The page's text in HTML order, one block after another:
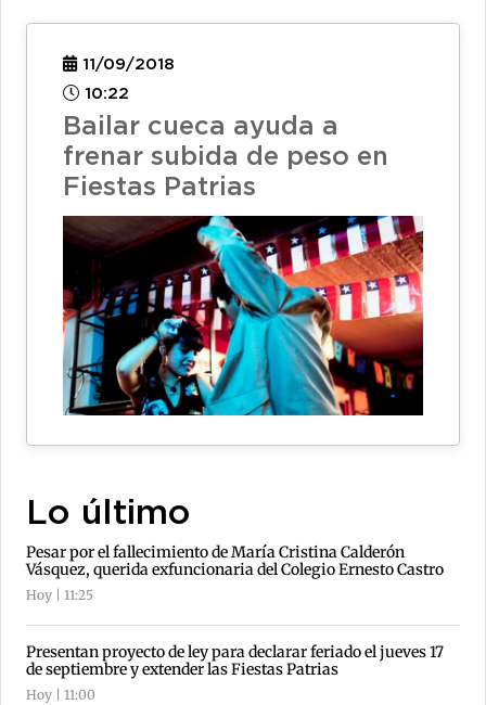
11/09/2018
10:22
Bailar cueca ayuda a
frenar subida de peso en
Fiestas Patrias
Lo último
Pesar por el fallecimiento de María Cristina Calderón
Vásquez, querida exfuncionaria del Colegio Ernesto Castro
Hoy | 11:25
Presentan proyecto de ley para declarar feriado el jueves 17
de septiembre y extender las Fiestas Patrias
Hoy | 11:00